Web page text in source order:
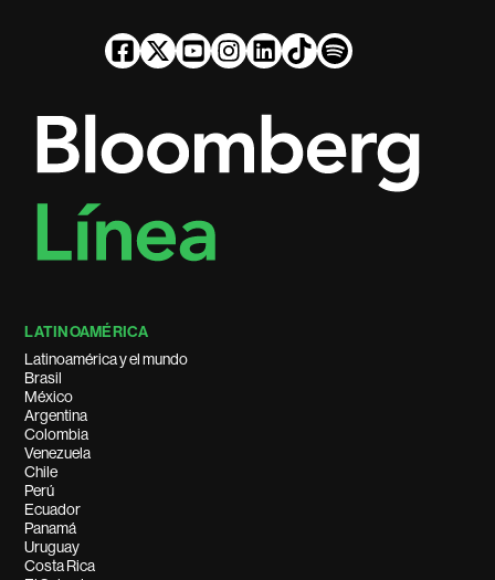
LATINOAMÉRICA
Latinoamérica y el mundo
Brasil
México
Argentina
Colombia
Venezuela
Chile
Perú
Ecuador
Panamá
Uruguay
Costa Rica